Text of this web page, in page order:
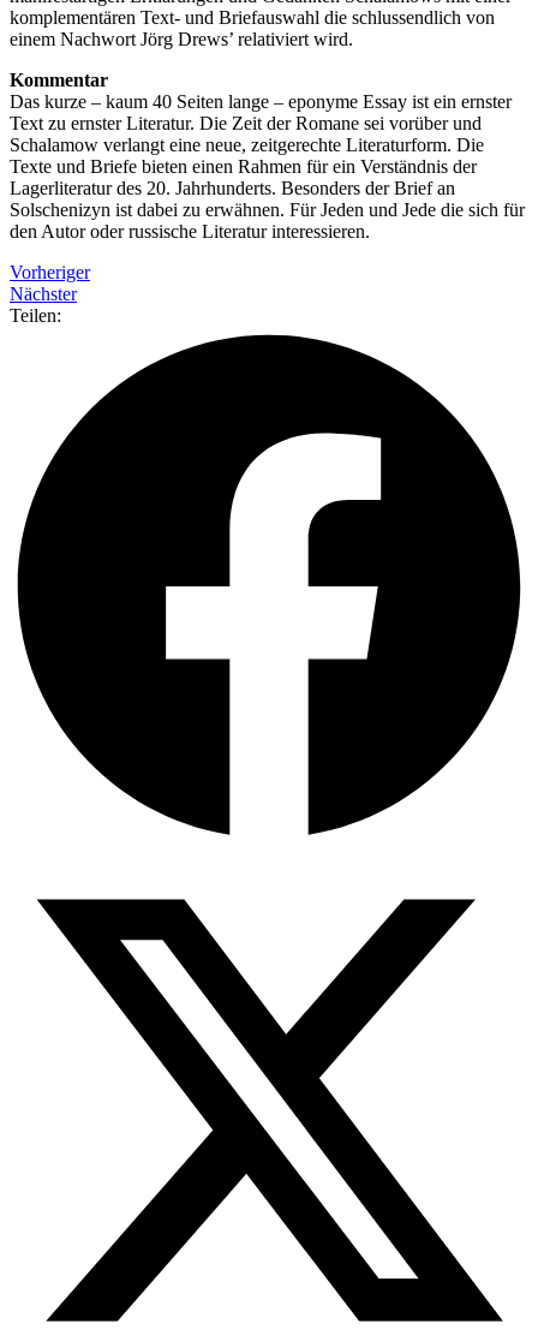
komplementären Text- und Briefauswahl die schlussendlich von
einem Nachwort Jörg Drews’ relativiert wird.
Kommentar
Das kurze – kaum 40 Seiten lange – eponyme Essay ist ein ernster
Text zu ernster Literatur. Die Zeit der Romane sei vorüber und
Schalamow verlangt eine neue, zeitgerechte Literaturform. Die
Texte und Briefe bieten einen Rahmen für ein Verständnis der
Lagerliteratur des 20. Jahrhunderts. Besonders der Brief an
Solschenizyn ist dabei zu erwähnen. Für Jeden und Jede die sich für
den Autor oder russische Literatur interessieren.
Vorheriger
Nächster
Teilen: